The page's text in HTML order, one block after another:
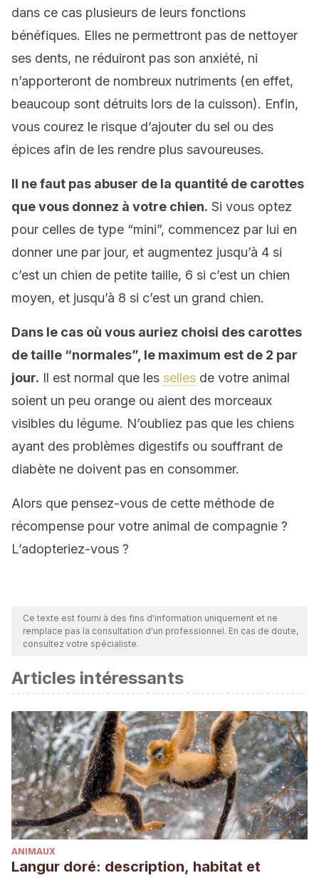
dans ce cas plusieurs de leurs fonctions
bénéfiques. Elles ne permettront pas de nettoyer
ses dents, ne réduiront pas son anxiété, ni
n’apporteront de nombreux nutriments (en effet,
beaucoup sont détruits lors de la cuisson). Enfin,
vous courez le risque d’ajouter du sel ou des
épices afin de les rendre plus savoureuses.
Il ne faut pas abuser de la quantité de carottes
que vous donnez à votre chien. Si vous optez
pour celles de type “mini”, commencez par lui en
donner une par jour, et augmentez jusqu’à 4 si
c’est un chien de petite taille, 6 si c’est un chien
moyen, et jusqu’à 8 si c’est un grand chien.
Dans le cas où vous auriez choisi des carottes
de taille “normales”, le maximum est de 2 par
jour. Il est normal que les selles de votre animal
soient un peu orange ou aient des morceaux
visibles du légume. N’oubliez pas que les chiens
ayant des problèmes digestifs ou souffrant de
diabète ne doivent pas en consommer.
Alors que pensez-vous de cette méthode de
récompense pour votre animal de compagnie ?
L’adopteriez-vous ?
Ce texte est fourni à des fins d'information uniquement et ne
remplace pas la consultation d'un professionnel. En cas de doute,
consultez votre spécialiste.
Articles intéressants
ANIMAUX
Langur doré: description, habitat et